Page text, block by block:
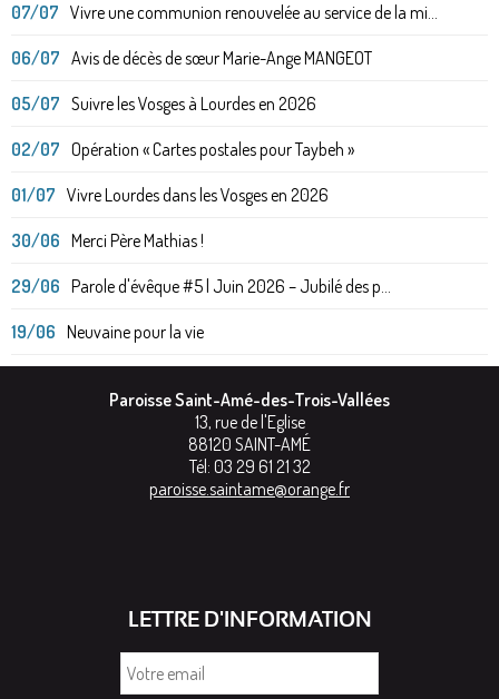
07/07 Vivre une communion renouvelée au service de la mi...
06/07 Avis de décès de sœur Marie-Ange MANGEOT
05/07 Suivre les Vosges à Lourdes en 2026
02/07 Opération « Cartes postales pour Taybeh »
01/07 Vivre Lourdes dans les Vosges en 2026
30/06 Merci Père Mathias !
29/06 Parole d'évêque #5 | Juin 2026 – Jubilé des p...
19/06 Neuvaine pour la vie
Paroisse Saint-Amé-des-Trois-Vallées
13, rue de l'Eglise
88120 SAINT-AMÉ
Tél: 03 29 61 21 32
paroisse.saintame@orange.fr
LETTRE D'INFORMATION